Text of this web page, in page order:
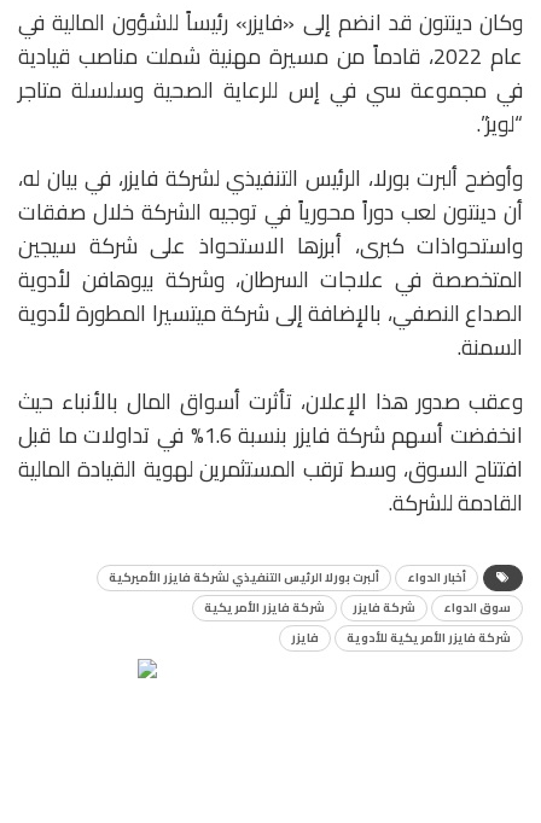
وكان دينتون قد انضم إلى «فايزر» رئيساً للشؤون المالية في
عام 2022، قادماً من مسيرة مهنية شملت مناصب قيادية
في مجموعة سي في إس للرعاية الصحية وسلسلة متاجر
“لويز”.
وأوضح ألبرت بورلا، الرئيس التنفيذي لشركة فايزر، في بيان له،
أن دينتون لعب دوراً محورياً في توجيه الشركة خلال صفقات
واستحواذات كبرى، أبرزها الاستحواذ على شركة سيجين
المتخصصة في علاجات السرطان، وشركة بيوهافن لأدوية
الصداع النصفي، بالإضافة إلى شركة ميتسيرا المطورة لأدوية
السمنة.
وعقب صدور هذا الإعلان، تأثرت أسواق المال بالأنباء حيث
انخفضت أسهم شركة فايزر بنسبة 1.6% في تداولات ما قبل
افتتاح السوق، وسط ترقب المستثمرين لهوية القيادة المالية
القادمة للشركة.
أخبار الدواء
ألبرت بورلا الرئيس التنفيذي لشركة فايزر الأميركية
سوق الدواء
شركة فايزر
شركة فايزر الأمريكية
شركة فايزر الأمريكية للأدوية
فايزر